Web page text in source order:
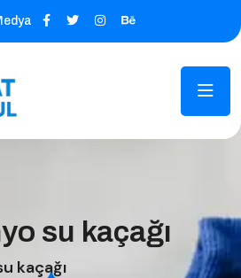
su kaçağı
kaçağı